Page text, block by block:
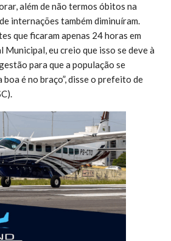
além de não termos óbitos na
internações também diminuíram.
que ficaram apenas 24 horas em
eu creio que isso se deve à
para que a população se
é no braço”, disse o prefeito de